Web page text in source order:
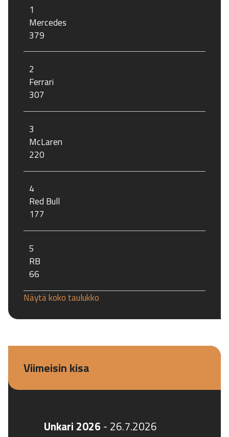
1
Mercedes
379
2
Ferrari
307
3
McLaren
220
4
Red Bull
177
5
RB
66
Näytä koko taulukko
Viimeisin kisa
Unkari 2026 - 26.7.2026